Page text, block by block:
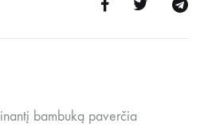
bambuką paverčia